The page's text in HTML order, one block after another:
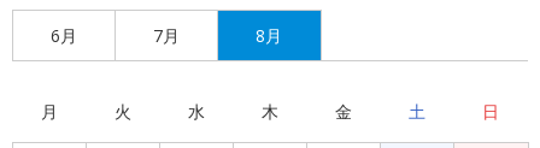
6月 7月 8月
月 火 水 木 金 土 日